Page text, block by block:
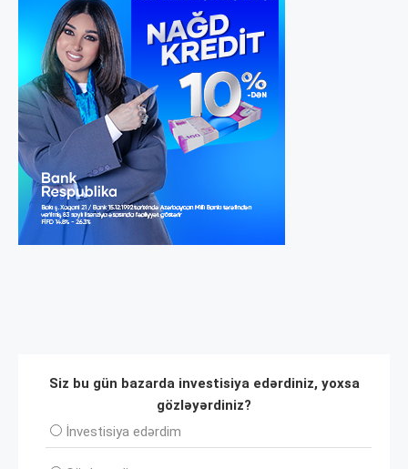
Siz bu gün bazarda investisiya edərdiniz, yoxsa
gözləyərdiniz?
İnvеstisiya edərdim